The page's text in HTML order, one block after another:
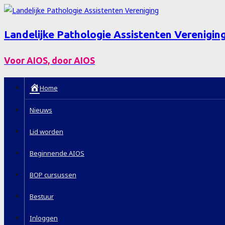
Landelijke Pathologie Assistenten
Voor AIOS, door AIOS
Home
Nieuws
Lid worden
Beginnende AIOS
BOP cursussen
Bestuur
Inloggen